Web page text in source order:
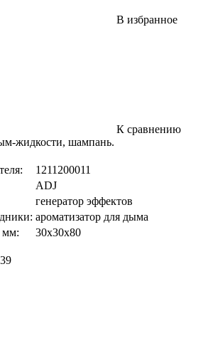
В избранное
К сравнению
жидкости, шампань.
1211200011
ADJ
генератор эффектов
ароматизатор для дыма
мм:
30х30х80